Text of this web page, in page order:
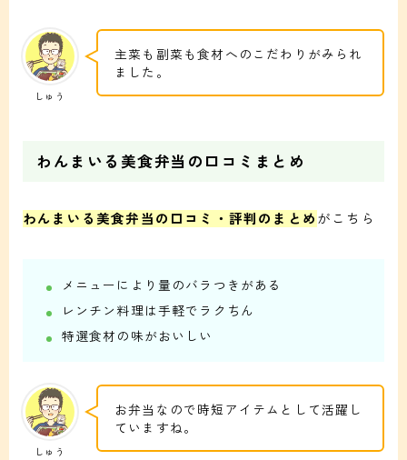
しゅう
主菜も副菜も食材へのこだわりがみられ
ました。
わんまいる美食弁当の口コミまとめ
わんまいる美食弁当の口コミ・評判のまとめがこちら
メニューにより量のバラつきがある
レンチン料理は手軽でラクちん
特選食材の味がおいしい
しゅう
お弁当なので時短アイテムとして活躍し
ていますね。